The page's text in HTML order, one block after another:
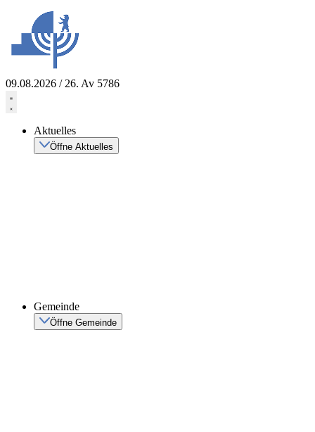
springen
09.08.2026 / 26. Av 5786
Aktuelles
Öffne Aktuelles
Gemeinde
Öffne Gemeinde